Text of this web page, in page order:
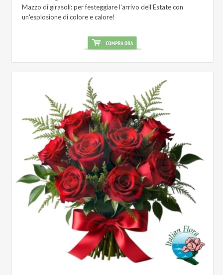
Mazzo di girasoli: per festeggiare l'arrivo dell'Estate con
un'esplosione di colore e calore!